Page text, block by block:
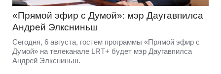
«Прямой эфир с Думой»: мэр Даугавпилса
Андрей Элксниньш
Сегодня, 6 августа, гостем программы «Прямой эфир с
Думой» на телеканале LRT+ будет мэр Даугавпилса
Андрей Элксниньш.